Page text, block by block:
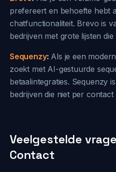
prefereert en behoefte hebt
chatfunctionaliteit. Brevo is
bedrijven met grote lijsten
Sequenzy: Als je een
zoekt met AI-gestuurde
betaalintegraties. Sequenzy
bedrijven die niet per contact
Veelgestelde
Contact